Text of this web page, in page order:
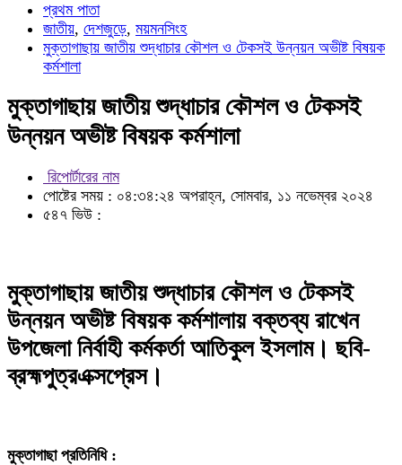
প্রথম পাতা
জাতীয়, দেশজুড়ে, ময়মনসিংহ
মুক্তাগাছায় জাতীয় শুদ্ধাচার কৌশল ও টেকসই উন্নয়ন অভীষ্ট বিষয়ক
কর্মশালা
মুক্তাগাছায় জাতীয় শুদ্ধাচার কৌশল ও টেকসই
উন্নয়ন অভীষ্ট বিষয়ক কর্মশালা
রিপোর্টারের নাম
পোষ্টের সময় : ০৪:৩৪:২৪ অপরাহ্ন, সোমবার, ১১ নভেম্বর ২০২৪
৫৪৭ ভিউ :
মুক্তাগাছায় জাতীয় শুদ্ধাচার কৌশল ও টেকসই
উন্নয়ন অভীষ্ট বিষয়ক কর্মশালায় বক্তব্য রাখেন
উপজেলা নির্বাহী কর্মকর্তা আতিকুল ইসলাম। ছবি-
ব্রহ্মপুত্রএক্সপ্রেস।
মুক্তাগাছা প্রতিনিধি :